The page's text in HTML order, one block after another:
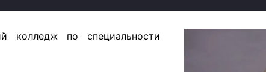
колледж по специальности